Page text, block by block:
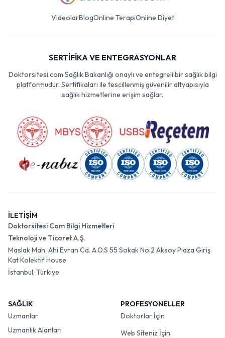
VideolarBlogOnline TerapiOnline Diyet
SERTİFİKA VE ENTEGRASYONLAR
Doktorsitesi.com Sağlık Bakanlığı onaylı ve entegreli bir sağlık bilgi
platformudur. Sertifikaları ile tescillenmiş güvenilir altyapısıyla
sağlık hizmetlerine erişim sağlar.
İLETİŞİM
Doktorsitesi Com Bilgi Hizmetleri
Teknoloji ve Ticaret A.Ş.
Maslak Mah. Ahi Evran Cd. A.O.S 55 Sokak No:2 Aksoy Plaza Giriş
Kat Kolektif House
İstanbul, Türkiye
SAĞLIK
Uzmanlar
Uzmanlık Alanları
PROFESYONELLER
Doktorlar İçin
Web Siteniz İçin